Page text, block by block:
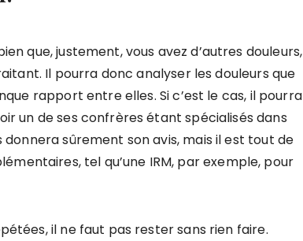
que, justement, vous avez d’autres douleurs,
Il pourra donc analyser les douleurs que
rapport entre elles. Si c’est le cas, il pourra
un de ses confrères étant spécialisés dans
donnera sûrement son avis, mais il est tout de
tel qu’une IRM, par exemple, pour
il ne faut pas rester sans rien faire.